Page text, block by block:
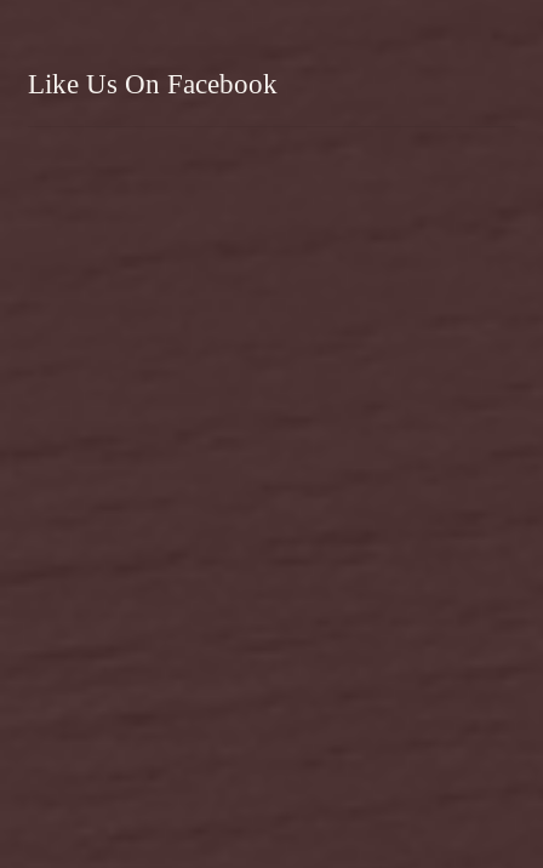
Like Us On Facebook